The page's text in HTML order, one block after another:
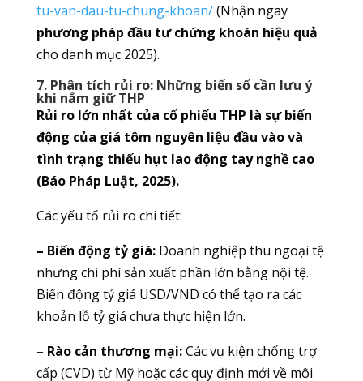
tu-van-dau-tu-chung-khoan/(Nhận ngay
phương pháp đầu tư chứng khoán hiệu quả
cho danh mục 2025).
7. Phân tích rủi ro: Những biến số cần lưu ý
khi nắm giữ THP
Rủi ro lớn nhất của cổ phiếu THP là sự biến
động của giá tôm nguyên liệu đầu vào và
tình trạng thiếu hụt lao động tay nghề cao
(Báo Pháp Luật, 2025).
Các yếu tố rủi ro chi tiết:
– Biến động tỷ giá:Doanh nghiệp thu ngoại tệ
nhưng chi phí sản xuất phần lớn bằng nội tệ.
Biến động tỷ giá USD/VND có thể tạo ra các
khoản lỗ tỷ giá chưa thực hiện lớn.
– Rào cản thương mại:Các vụ kiện chống trợ
cấp (CVD) từ Mỹ hoặc các quy định mới về môi